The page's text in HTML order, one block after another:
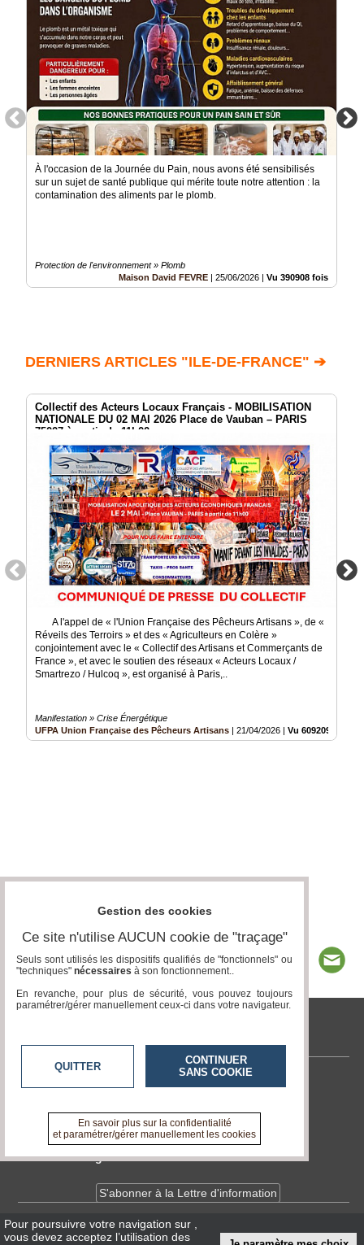
À l'occasion de la Journée du Pain, nous avons été sensibilisés
sur un sujet de santé publique qui mérite toute notre attention : la
contamination des aliments par le plomb.
Protection de l'environnement » Plomb
Maison David FEVRE
25/06/2026 Vu 390908 fois
DERNIERS ARTICLES "ILE-DE-FRANCE" ➔
Collectif des Acteurs Locaux Français - MOBILISATION
NATIONALE DU 02 MAI 2026 Place de Vauban – PARIS
75007 à partir de 11h00
A l'appel de « l'Union Française des Pêcheurs Artisans », de «
Réveils des Terroirs » et des « Agriculteurs en Colère »
conjointement avec le « Collectif des Artisans et Commerçants de
France », et avec le soutien des réseaux « Acteurs Locaux /
Smartrezo / Hulcoq », est organisé à Paris,..
Manifestation » Crise Énergétique
UFPA Union Française des Pêcheurs Artisans | 21/04/2026 | Vu 609209 fois
tvlocale.fr
Contactez-nous
A propos de tvlocale.fr
Devenir délégué
S'abonner à la Lettre d'information
InfosCNIL/RGPD
Pour poursuivre votre navigation sur
vous devez acceptez l’utilisation des
Gestion des cookies
Ce site n'utilise AUCUN cookie de "traçage"
Seuls sont utilisés les dispositifs qualifiés de "fonctionnels" ou
"techniques" nécessaires à son fonctionnement..
En revanche, pour plus de sécurité, vous pouvez toujours
paramétrer/gérer manuellement ceux-ci dans votre navigateur.
QUITTER
CONTINUER
SANS COOKIE
En savoir plus sur la confidentialité
et paramétrer/gérer manuellement les cookies